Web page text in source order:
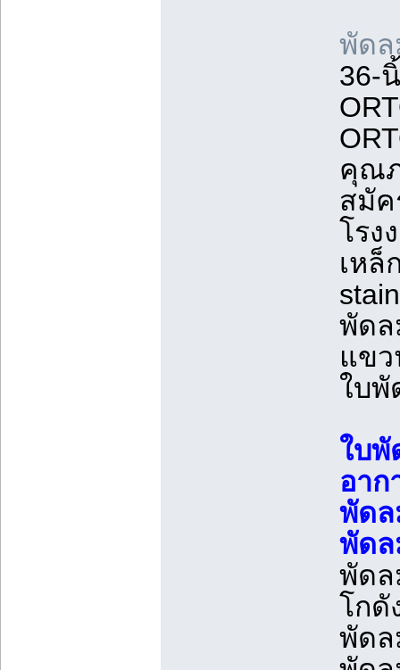
พัดล
36-
คุณ
สมัค
โรง
เหล็
พัดล
แข
ใบพั
ใบพั
อา
พัดล
พัดล
พัดล
โกดั
พัดล